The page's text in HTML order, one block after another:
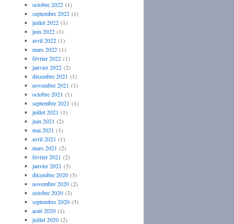
octobre 2022(1)
septembre 2022(1)
juillet 2022(1)
juin 2022(1)
avril 2022(1)
mars 2022(1)
février 2022(1)
janvier 2022(2)
décembre 2021 (1)
novembre 2021 (1)
octobre 2021 (1)
septembre 2021 (1)
juillet 2021 (1)
juin 2021 (2)
mai 2021 (1)
avril 2021 (1)
mars 2021 (2)
février 2021 (2)
janvier 2021 (3)
décembre 2020(3)
novembre 2020(2)
octobre 2020(3)
septembre 2020(3)
août 2020(1)
juillet 2020(2)